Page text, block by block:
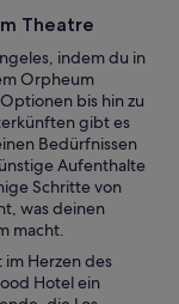
Theatre
indem du in
Orpheum
bis hin zu
gibt es
Bedürfnissen
Aufenthalte
Schritte von
was deinen
macht.
Herzen des
Hotel ein